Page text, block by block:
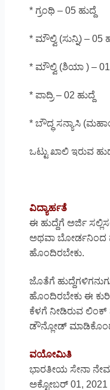
* ಗ್ರಂಥಿ – 05 ಹುದ್ದೆ
* ಮೌಲ್ವಿ (ಸುನ್ನಿ) – 05
* ಮೌಲ್ವಿ (ಶಿಯಾ ) – 01
* ಪಾದ್ರಿ – 02 ಹುದ್ದೆ
* ಬೌದ್ಧ ಸನ್ಯಾಸಿ
ಒಟ್ಟು ಖಾಲಿ ಇರುವ
ವಿದ್ಯಾರ್ಹತೆ
ಈ ಹುದ್ದೆಗೆ ಅರ್ಜಿ
ಅಥವಾ ಬೋರ್ಡನಿಂದ
ಹೊಂದಿರಬೇಕು.
ಜೊತೆಗೆ
ಹೊಂದಿರಬೇಕು ಈ
ಕೆಳಗೆ ನೀಡಿರುವ
ಡೌನ್ಲೋಡ್
ವಯೋಮಿತಿ
ಭಾರತೀಯ ಸೇನಾ
ಅಕ್ಟೋಬರ್ 01, 2021